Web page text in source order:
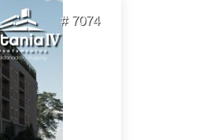
# 7074